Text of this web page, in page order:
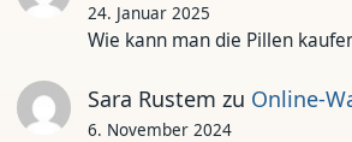
24. Januar 2025
Wie kann man die Pillen
Sara Rustem zu Online-
6. November 2024